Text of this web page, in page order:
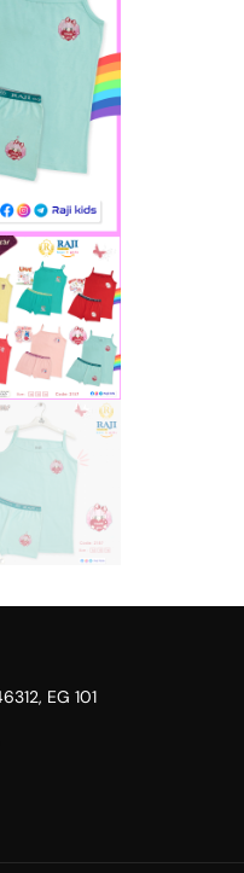
101 E 129th St, East Cairo, IN 46312, EG​